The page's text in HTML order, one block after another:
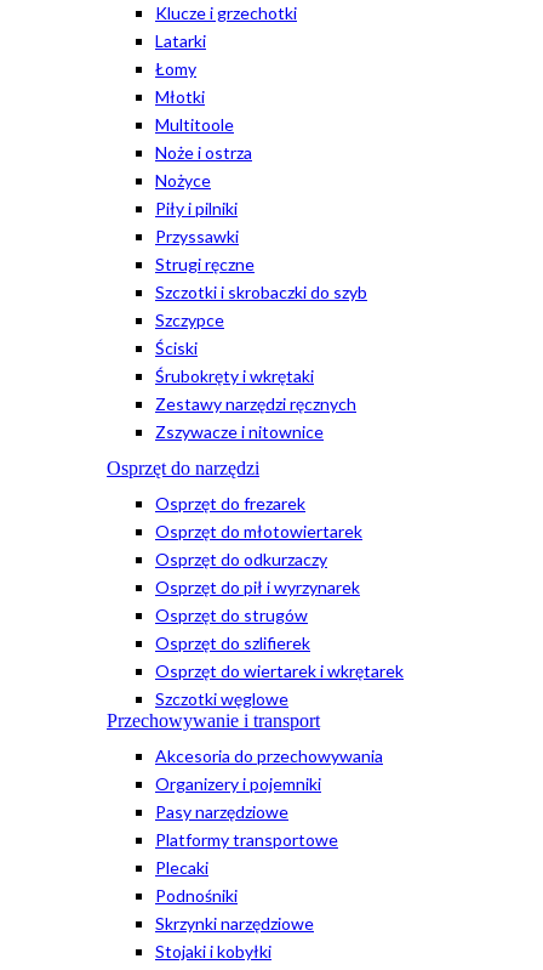
Klucze i grzechotki
Latarki
Łomy
Młotki
Multitoole
Noże i ostrza
Nożyce
Piły i pilniki
Przyssawki
Strugi ręczne
Szczotki i skrobaczki do szyb
Szczypce
Ściski
Śrubokręty i wkrętaki
Zestawy narzędzi ręcznych
Zszywacze i nitownice
Osprzęt do narzędzi
Osprzęt do frezarek
Osprzęt do młotowiertarek
Osprzęt do odkurzaczy
Osprzęt do pił i wyrzynarek
Osprzęt do strugów
Osprzęt do szlifierek
Osprzęt do wiertarek i wkrętarek
Szczotki węglowe
Przechowywanie i transport
Akcesoria do przechowywania
Organizery i pojemniki
Pasy narzędziowe
Platformy transportowe
Plecaki
Podnośniki
Skrzynki narzędziowe
Stojaki i kobyłki